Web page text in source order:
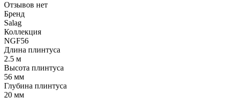
Отзывов нет
Бренд
Salag
Коллекция
NGF56
Длина плинтуса
2.5 м
Высота плинтуса
56 мм
Глубина плинтуса
20 мм